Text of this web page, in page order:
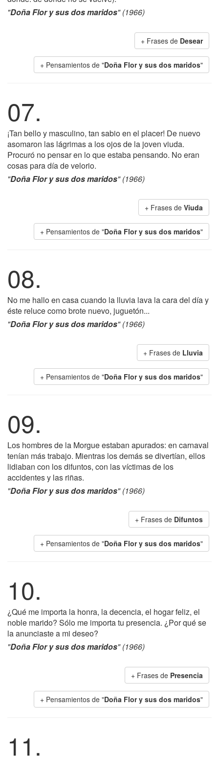
"Doña Flor y sus dos maridos" (1966)
+ Frases de Desear
+ Pensamientos de "Doña Flor y sus dos maridos"
07.
¡Tan bello y masculino, tan sabio en el placer! De nuevo
asomaron las lágrimas a los ojos de la joven viuda.
Procuró no pensar en lo que estaba pensando. No eran
cosas para día de velorio.
"Doña Flor y sus dos maridos" (1966)
+ Frases de Viuda
+ Pensamientos de "Doña Flor y sus dos maridos"
08.
No me hallo en casa cuando la lluvia lava la cara del día y
éste reluce como brote nuevo, juguetón...
"Doña Flor y sus dos maridos" (1966)
+ Frases de Lluvia
+ Pensamientos de "Doña Flor y sus dos maridos"
09.
Los hombres de la Morgue estaban apurados: en carnaval
tenían más trabajo. Mientras los demás se divertían, ellos
lidiaban con los difuntos, con las víctimas de los
accidentes y las riñas.
"Doña Flor y sus dos maridos" (1966)
+ Frases de Difuntos
+ Pensamientos de "Doña Flor y sus dos maridos"
10.
¿Qué me importa la honra, la decencia, el hogar feliz, el
noble marido? Sólo me importa tu presencia. ¿Por qué se
la anunciaste a mi deseo?
"Doña Flor y sus dos maridos" (1966)
+ Frases de Presencia
+ Pensamientos de "Doña Flor y sus dos maridos"
11.